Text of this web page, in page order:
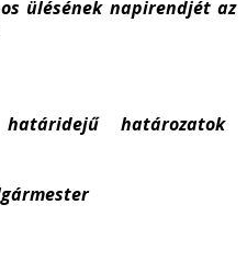
ülésének napirendjét az
határozatok